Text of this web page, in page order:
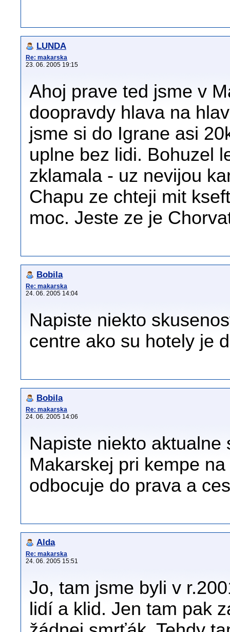
LUNDA
Re: makarska
23. 06. 2005 19:15
Ahoj prave ted jsme v
doopravdy hlava na
jsme si do Igrane asi
uplne bez lidi. Bohuzel
zklamala - uz nevijou
Chapu ze chteji mit
moc. Jeste ze je
Bobila
Re: makarska
24. 06. 2005 14:04
Napiste niekto
centre ako su hotely je
Bobila
Re: makarska
24. 06. 2005 14:06
Napiste niekto
Makarskej pri kempe
odbocuje do prava a
Alda
Re: makarska
24. 06. 2005 15:51
Jo, tam jsme byli v
lidí a klid. Jen tam pak